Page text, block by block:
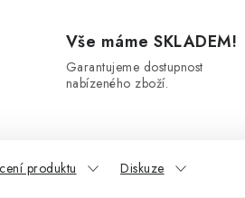
Vše máme SKLADEM!
Garantujeme dostupnost
nabízeného zboží.
produktu Diskuze